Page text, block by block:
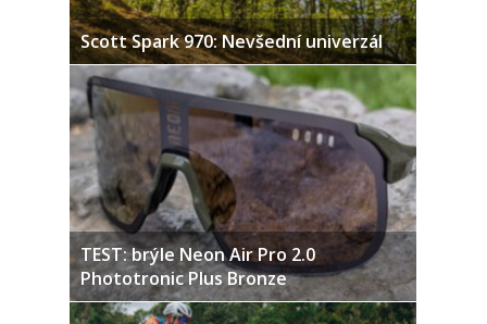
Scott Spark 970: Nevšední univerzál
TEST: brýle Neon Air Pro 2.0
Phototronic Plus Bronze